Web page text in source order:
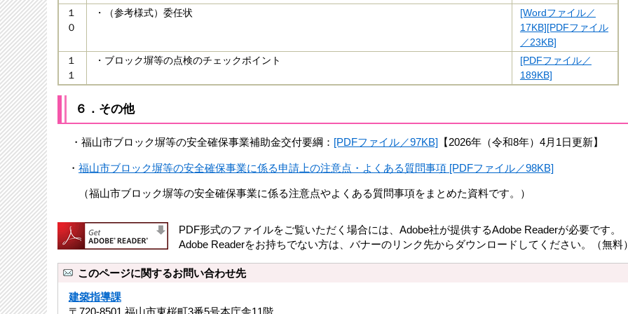
１
０
・（参考様式）委任状
[Wordファイル／
17KB] [PDFファイル
／23KB]
１
１
・ブロック塀等の点検のチェックポイント
[PDFファイル／
189KB]
６．その他
・福山市ブロック塀等の安全確保事業補助金交付要綱： [PDFファイル／97KB] 【2026年（令和8年）4月1日更新】​
・ 福山市ブロック塀等の安全確保事業に係る申請上の注意点・よくある質問事項 [PDFファイル／98KB]
（福山市ブロック塀等の安全確保事業に係る注意点やよくある質問事項をまとめた資料です。）
PDF形式のファイルをご覧いただく場合には、Adobe社が提供するAdobe Readerが必要です。
Adobe Readerをお持ちでない方は、バナーのリンク先からダウンロードしてください。（無料
このページに関するお問い合わせ先
建築指導課
〒720-8501 福山市東桜町3番5号本庁舎11階